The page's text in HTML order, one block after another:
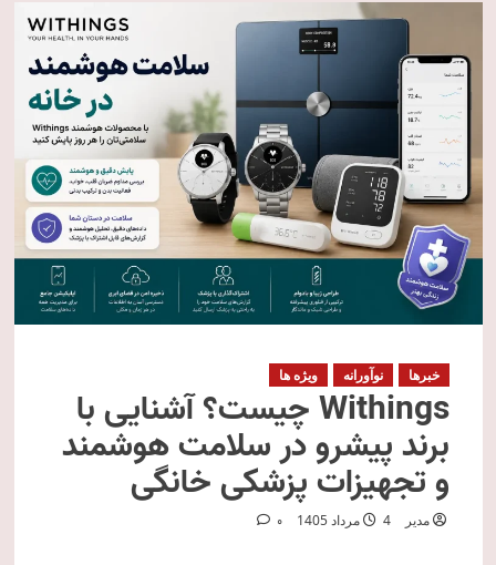
خبرها نوآورانه ویژه ها
Withings چیست؟ آشنایی با
برند پیشرو در سلامت هوشمند
و تجهیزات پزشکی خانگی
مدیر 4 مرداد 1405 0